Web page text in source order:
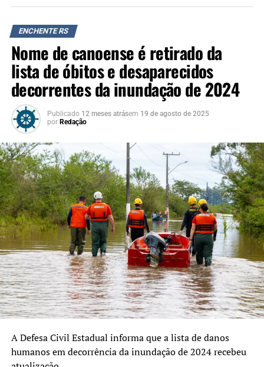
R$ 217 mil por dia injetados na economia local. Foram
mais de 8 mil inscritos nesse período, 3 mil deles já
elegíveis, resultando em praticamente R$ 13 milhões de
investimento.
“Estamos prorrogando as
inscrições do MEI RS
porque entendemos que
essa política pública
precisa chegar a todos que
foram atingidos. O Estado
vai até o último
microempreendedor ser
alcançado, não
descansaremos enquanto
houver alguém que ainda
possa ser beneficiado.
Nossa missão é garantir
não apenas o recurso
financeiro, mas também a
ENCHENTE RS
Nome de canoense é retirado da
lista de óbitos e desaparecidos
decorrentes da inundação de 2024
Publicado 12 meses atrásem 19 de agosto de 2025
por Redação
A Defesa Civil Estadual informa que a lista de danos
humanos em decorrência da inundação de 2024 recebeu